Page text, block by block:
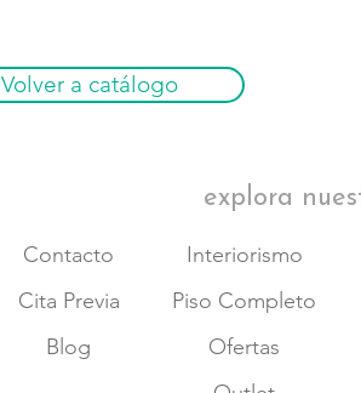
Volver a catálogo
Contacto
Cita Previa
Blog
Interiorismo
Piso Completo
Ofertas
explora